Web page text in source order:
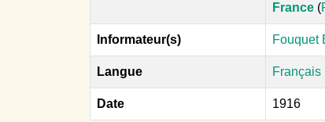
France (
Informateur(s) Fouquet
Langue Français
Date 1916